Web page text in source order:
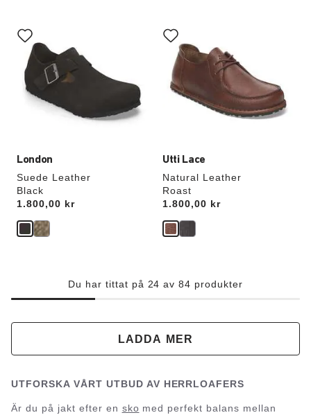
London
Suede Leather
Black
Price:
1.800,00 kr
med
provfärger
kommer
uppdatera
produktbilden
Utti Lace
Natural Leather
Roast
Price:
1.800,00 kr
med
provfärger
kommer
uppdatera
produktbilden
Du har tittat på 24 av 84 produkter
LADDA MER
UTFORSKA VÅRT UTBUD AV HERRLOAFERS
Är du på jakt efter en sko med perfekt balans mellan